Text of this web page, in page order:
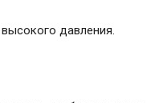
давления.